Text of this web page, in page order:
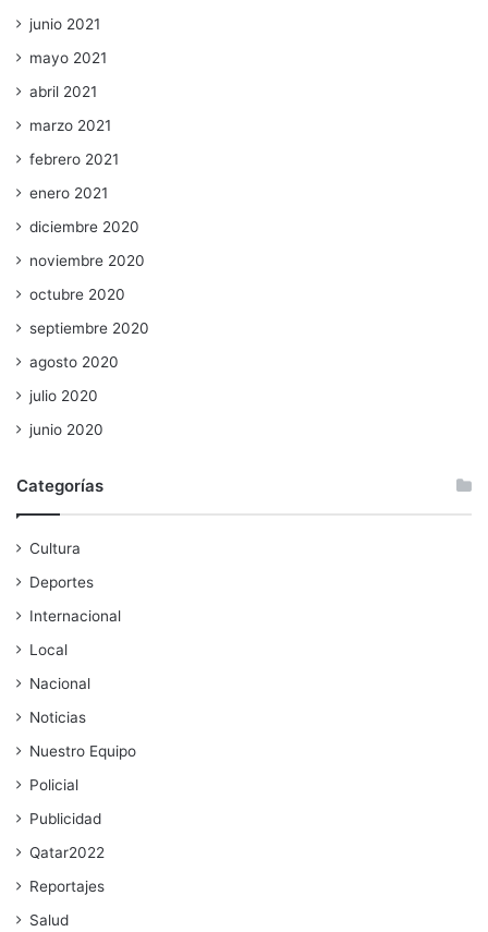
junio 2021
mayo 2021
abril 2021
marzo 2021
febrero 2021
enero 2021
diciembre 2020
noviembre 2020
octubre 2020
septiembre 2020
agosto 2020
julio 2020
junio 2020
Categorías
Cultura
Deportes
Internacional
Local
Nacional
Noticias
Nuestro Equipo
Policial
Publicidad
Qatar2022
Reportajes
Salud